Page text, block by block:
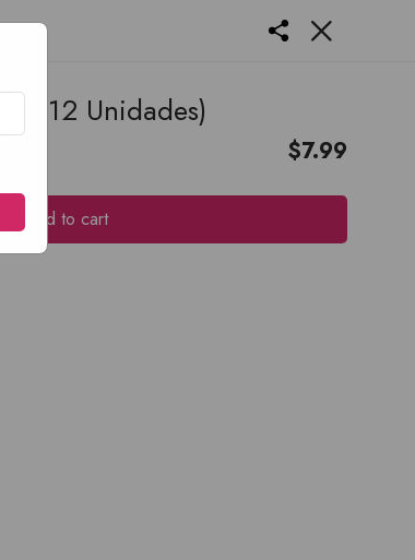
(12 Unidades)
$7.99
Add to cart